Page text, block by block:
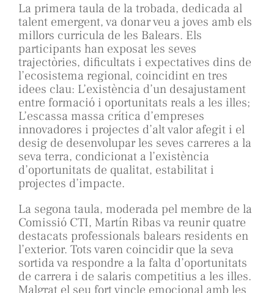
La primera taula de la trobada, dedicada al
talent emergent, va donar veu a joves amb els
millors curricula de les Balears. Els
participants han exposat les seves
trajectòries, dificultats i expectatives dins de
l’ecosistema regional, coincidint en tres
idees clau: L’existència d’un desajustament
entre formació i oportunitats reals a les illes;
L’escassa massa crítica d’empreses
innovadores i projectes d’alt valor afegit i el
desig de desenvolupar les seves carreres a la
seva terra, condicionat a l’existència
d’oportunitats de qualitat, estabilitat i
projectes d’impacte.
La segona taula, moderada pel membre de la
Comissió CTI, Martín Ribas va reunir quatre
destacats professionals balears residents en
l’exterior. Tots varen coincidir que la seva
sortida va respondre a la falta d’oportunitats
de carrera i de salaris competitius a les illes.